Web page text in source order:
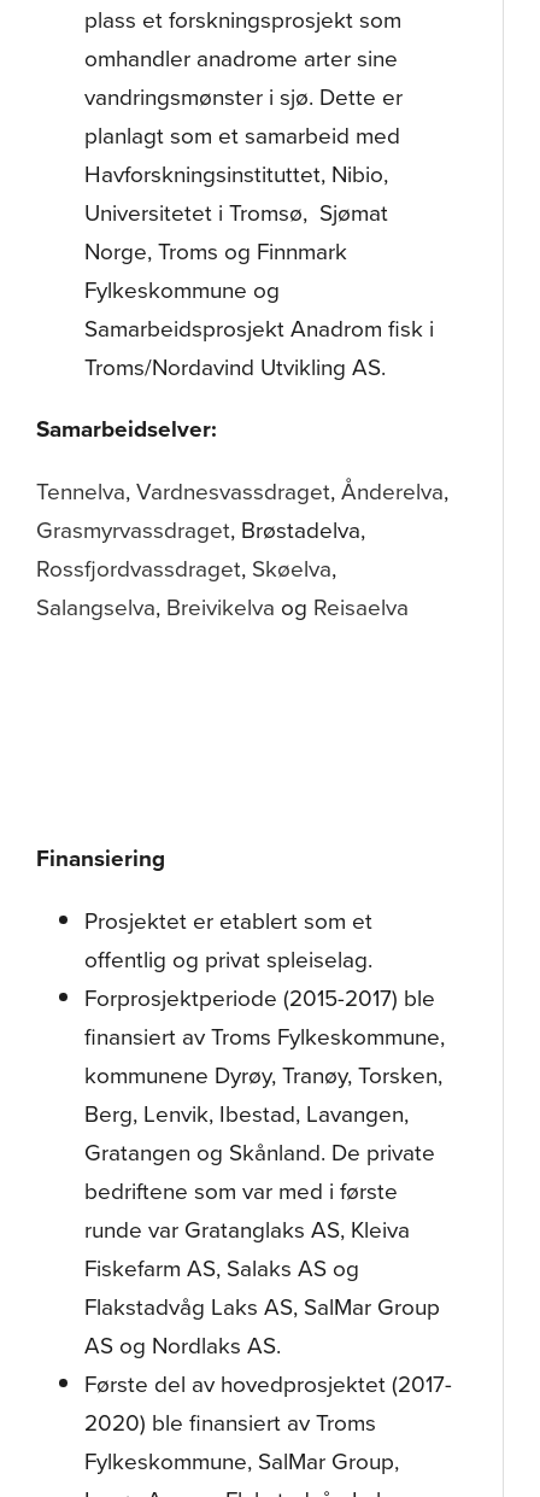
plass et forskningsprosjekt som
omhandler anadrome arter sine
vandringsmønster i sjø. Dette er
planlagt som et samarbeid med
Havforskningsinstituttet, Nibio,
Universitetet i Tromsø, Sjømat
Norge, Troms og Finnmark
Fylkeskommune og
Samarbeidsprosjekt Anadrom fisk i
Troms/Nordavind Utvikling AS.
Samarbeidselver:
Tennelva,Vardnesvassdraget,Ånderelva,
Grasmyrvassdraget, Brøstadelva,
Rossfjordvassdraget, Skøelva,
Salangselva, Breivikelva og Reisaelva
Finansiering
Prosjektet er etablert som et
offentlig og privat spleiselag.
Forprosjektperiode (2015-2017) ble
finansiert av Troms Fylkeskommune,
kommunene Dyrøy, Tranøy, Torsken,
Berg, Lenvik, Ibestad, Lavangen,
Gratangen og Skånland. De private
bedriftene som var med i første
runde var Gratanglaks AS, Kleiva
Fiskefarm AS, Salaks AS og
Flakstadvåg Laks AS, SalMar Group
AS og Nordlaks AS.
Første del av hovedprosjektet (2017-
2020) ble finansiert av Troms
Fylkeskommune, SalMar Group,